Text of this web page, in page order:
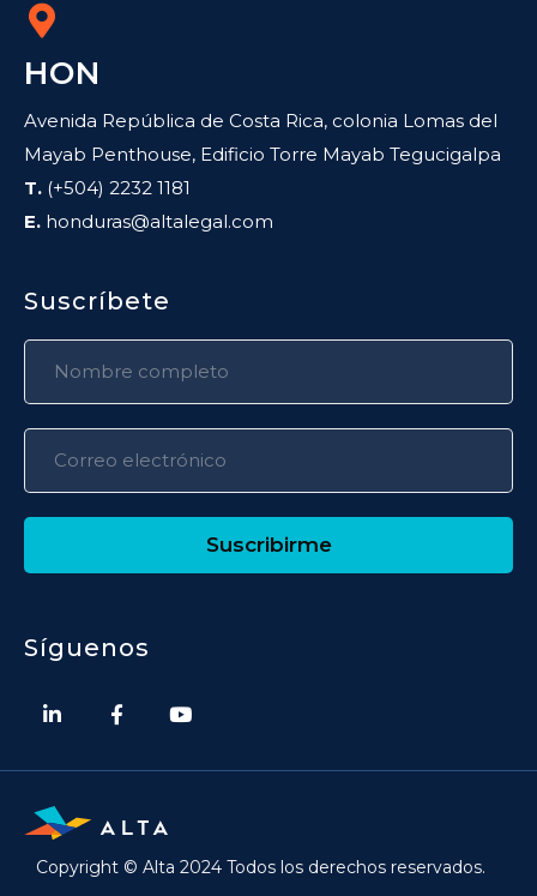
HON
Avenida República de Costa Rica, colonia Lomas del
Mayab Penthouse, Edificio Torre Mayab Tegucigalpa
T. (+504) 2232 1181
E. honduras@altalegal.com
Suscríbete
Suscribirme
Síguenos
Copyright © Alta 2024 Todos los derechos reservados.